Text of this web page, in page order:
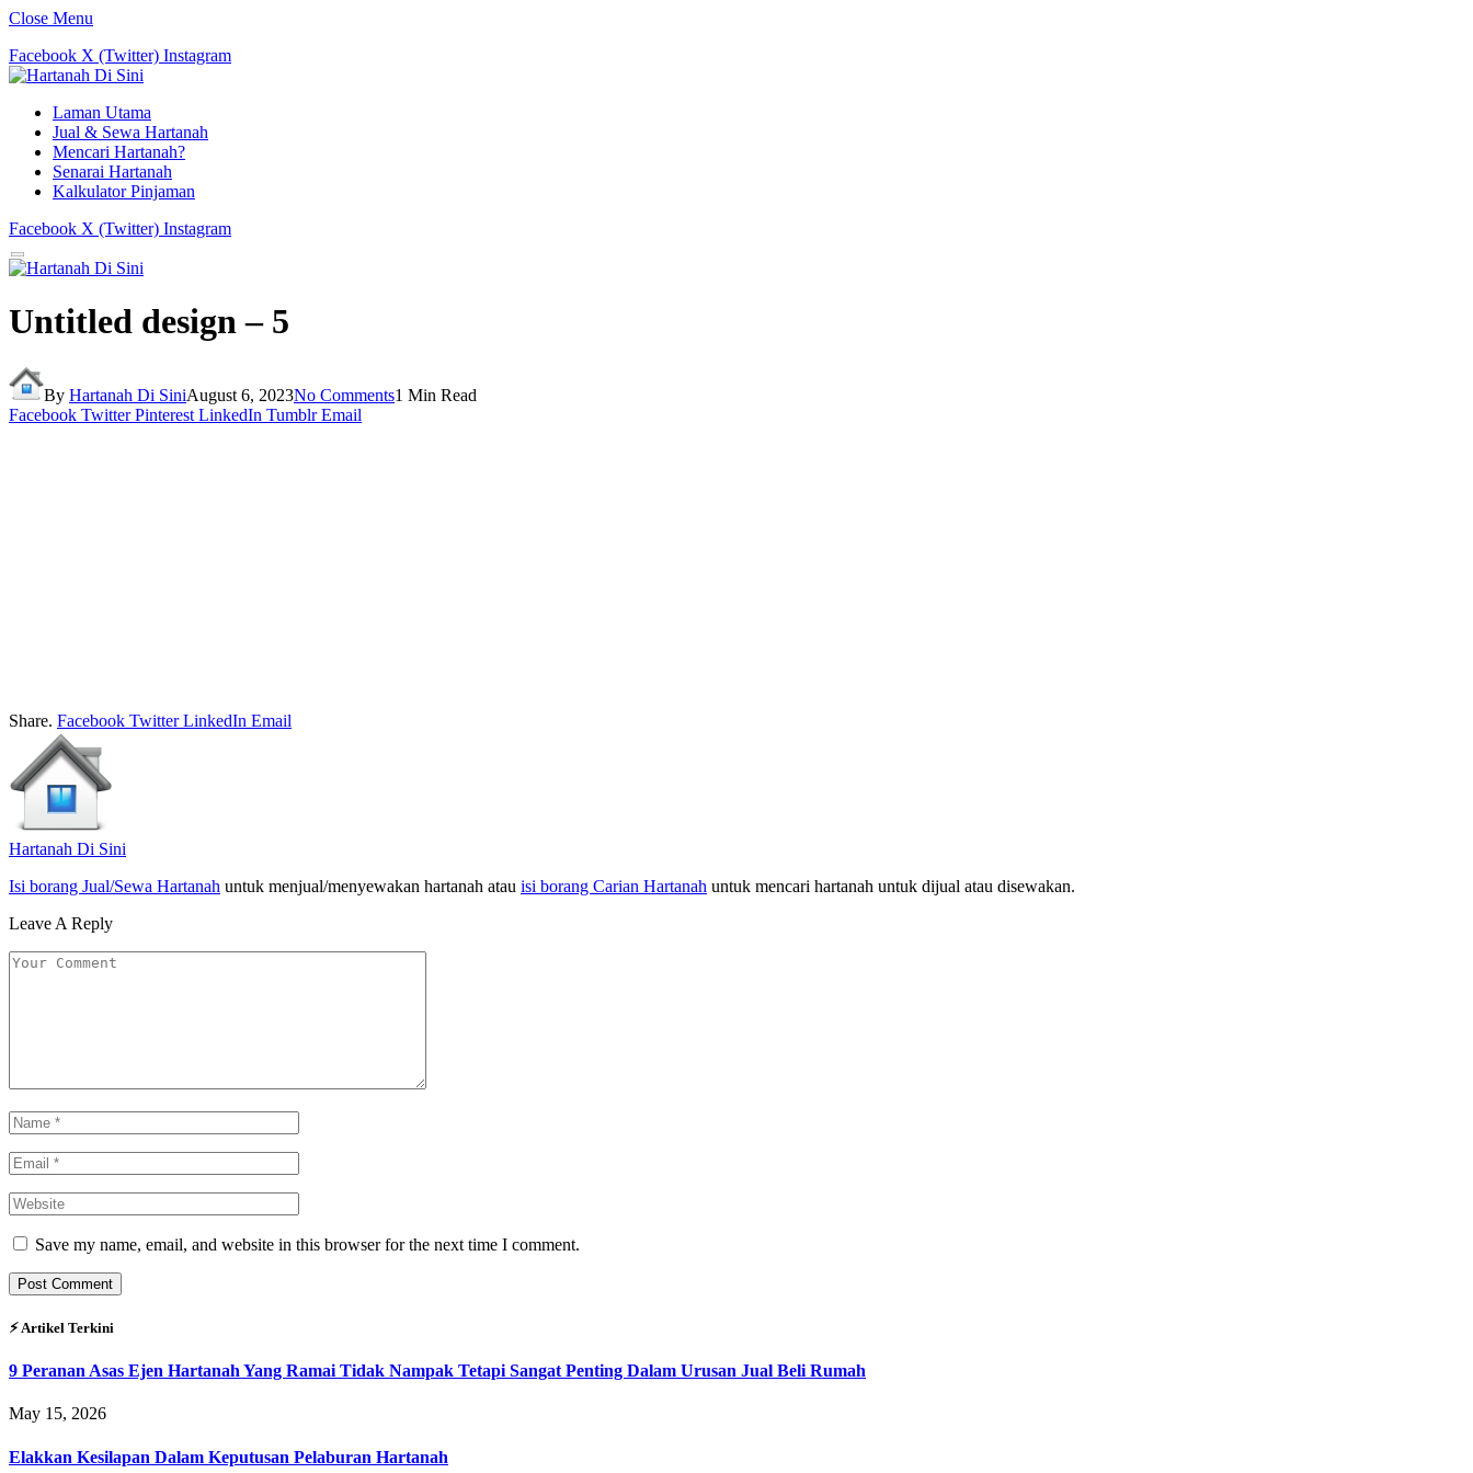
Close Menu
Facebook X (Twitter) Instagram
Laman Utama
Jual & Sewa Hartanah
Mencari Hartanah?
Senarai Hartanah
Kalkulator Pinjaman
Facebook X (Twitter) Instagram
Untitled design – 5
By Hartanah Di SiniAugust 6, 2023No Comments1 Min Read
Facebook Twitter Pinterest LinkedIn Tumblr Email
Share. Facebook Twitter LinkedIn Email
Hartanah Di Sini
Isi borang Jual/Sewa Hartanah untuk menjual/menyewakan hartanah atau isi borang Carian Hartanah untuk mencari hartanah untuk dijual atau disewakan.
Leave A Reply
Save my name, email, and website in this browser for the next time I comment.
⚡︎ Artikel Terkini
9 Peranan Asas Ejen Hartanah Yang Ramai Tidak Nampak Tetapi Sangat Penting Dalam Urusan Jual Beli Rumah
May 15, 2026
Elakkan Kesilapan Dalam Keputusan Pelaburan Hartanah